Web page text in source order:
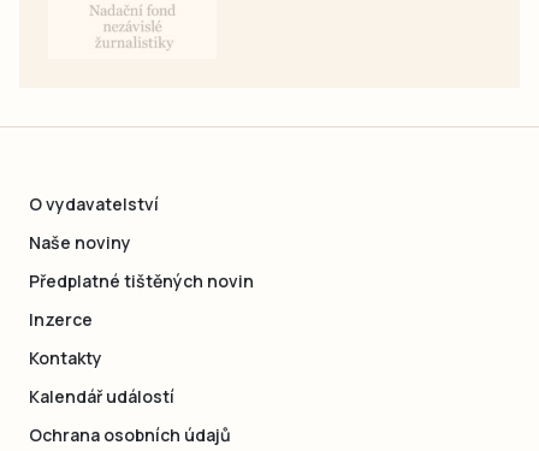
O vydavatelství
Naše noviny
Předplatné tištěných novin
Inzerce
Kontakty
Kalendář událostí
Ochrana osobních údajů